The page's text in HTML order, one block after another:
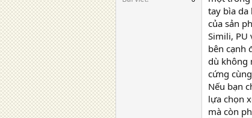
tay bìa da
của sản
Simili, PU
bên cạnh
dù không
cứng
Nếu bạn
lựa chọn
mà còn